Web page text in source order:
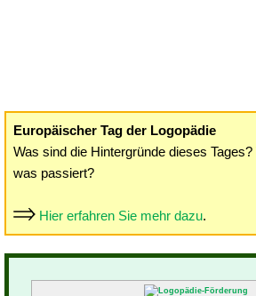
Europäischer Tag der Logopädie
Was sind die Hintergründe dieses
was passiert?
Hier erfahren Sie mehr dazu.